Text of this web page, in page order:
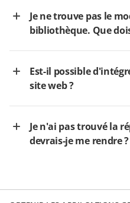
Je ne trouve pas le
bibliothèque. Que
Est-il possible
site web ?
Je n'ai pas trouvé la
devrais-je me rendre ?